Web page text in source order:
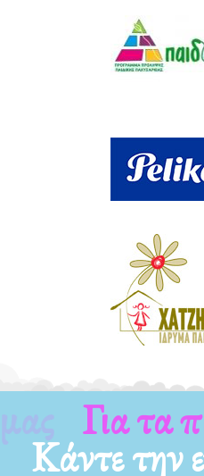
Για τα
Κάντε την